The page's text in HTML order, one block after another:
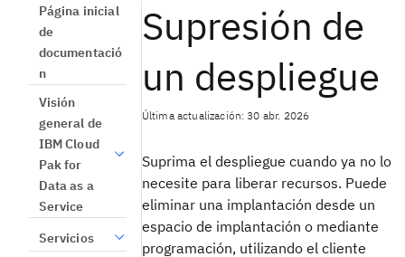
Página inicial
de
documentació
n
Visión
general de
IBM Cloud
Pak for
Data as a
Service
Servicios
Supresión de
un despliegue
Última actualización: 30 abr. 2026
Suprima el despliegue cuando ya no lo
necesite para liberar recursos. Puede
eliminar una implantación desde un
espacio de implantación o mediante
programación, utilizando el cliente